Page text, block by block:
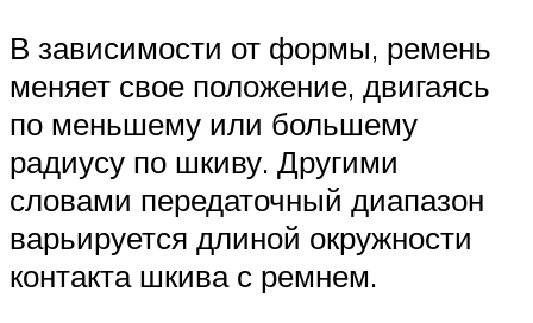
В зависимости от формы, ремень
меняет свое положение, двигаясь
по меньшему или большему
радиусу по шкиву. Другими
словами передаточный диапазон
варьируется длиной окружности
контакта шкива с ремнем.